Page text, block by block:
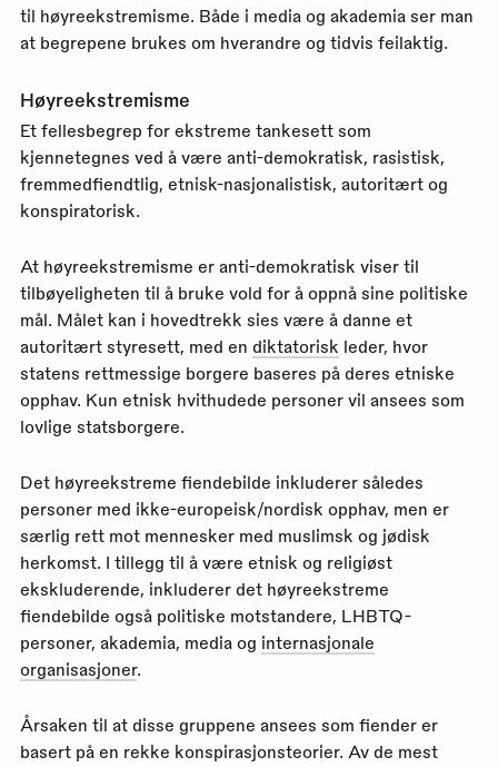
til høyreekstremisme. Både i media og akademia ser man
at begrepene brukes om hverandre og tidvis feilaktig.
Høyreekstremisme
Et fellesbegrep for ekstreme tankesett som
kjennetegnes ved å være anti-demokratisk, rasistisk,
fremmedfiendtlig, etnisk-nasjonalistisk, autoritært og
konspiratorisk.
At høyreekstremisme er anti-demokratisk viser til
tilbøyeligheten til å bruke vold for å oppnå sine politiske
mål. Målet kan i hovedtrekk sies være å danne et
autoritært styresett, med en diktatorisk leder, hvor
statens rettmessige borgere baseres på deres etniske
opphav. Kun etnisk hvithudede personer vil ansees som
lovlige statsborgere.
Det høyreekstreme fiendebilde inkluderer således
personer med ikke-europeisk/nordisk opphav, men er
særlig rett mot mennesker med muslimsk og jødisk
herkomst. I tillegg til å være etnisk og religiøst
ekskluderende, inkluderer det høyreekstreme
fiendebilde også politiske motstandere, LHBTQ-
personer, akademia, media og internasjonale
organisasjoner.
Årsaken til at disse gruppene ansees som fiender er
basert på en rekke konspirasjonsteorier. Av de mest